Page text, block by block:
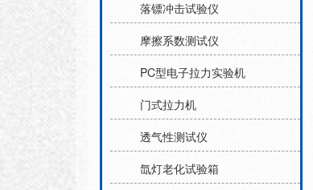
落镖冲击试验仪
摩擦系数测试仪
PC型电子拉力实验机
门式拉力机
透气性测试仪
氙灯老化试验箱